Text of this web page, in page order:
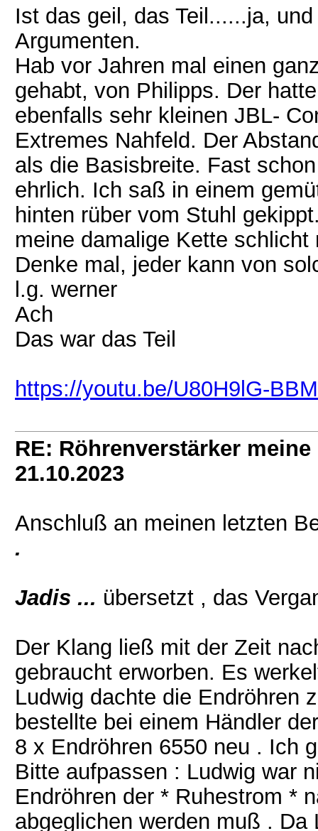
Ist das geil, das Teil......ja,
Argumenten.
Hab vor Jahren mal einen
gehabt, von Philipps. Der
ebenfalls sehr kleinen JBL-
Extremes Nahfeld. Der
als die Basisbreite. Fast
ehrlich. Ich saß in einem
hinten rüber vom Stuhl
meine damalige Kette
Denke mal, jeder kann von
l.g. werner
Ach
Das war das Teil
https://youtu.be/U80H9lG-
RE: Röhrenverstärker
21.10.2023
Anschluß an meinen letzten
.
Jadis ... übersetzt , das
Der Klang ließ mit der Zeit
gebraucht erworben. Es
Ludwig dachte die Endröhren
bestellte bei einem Händler
8 x Endröhren 6550 neu . Ich
Bitte aufpassen : Ludwig war
Endröhren der * Ruhestrom *
abgeglichen werden muß .